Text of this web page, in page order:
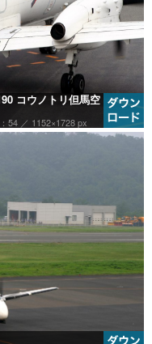
コウノトリ但馬空
54 ／ 1152×1728 px